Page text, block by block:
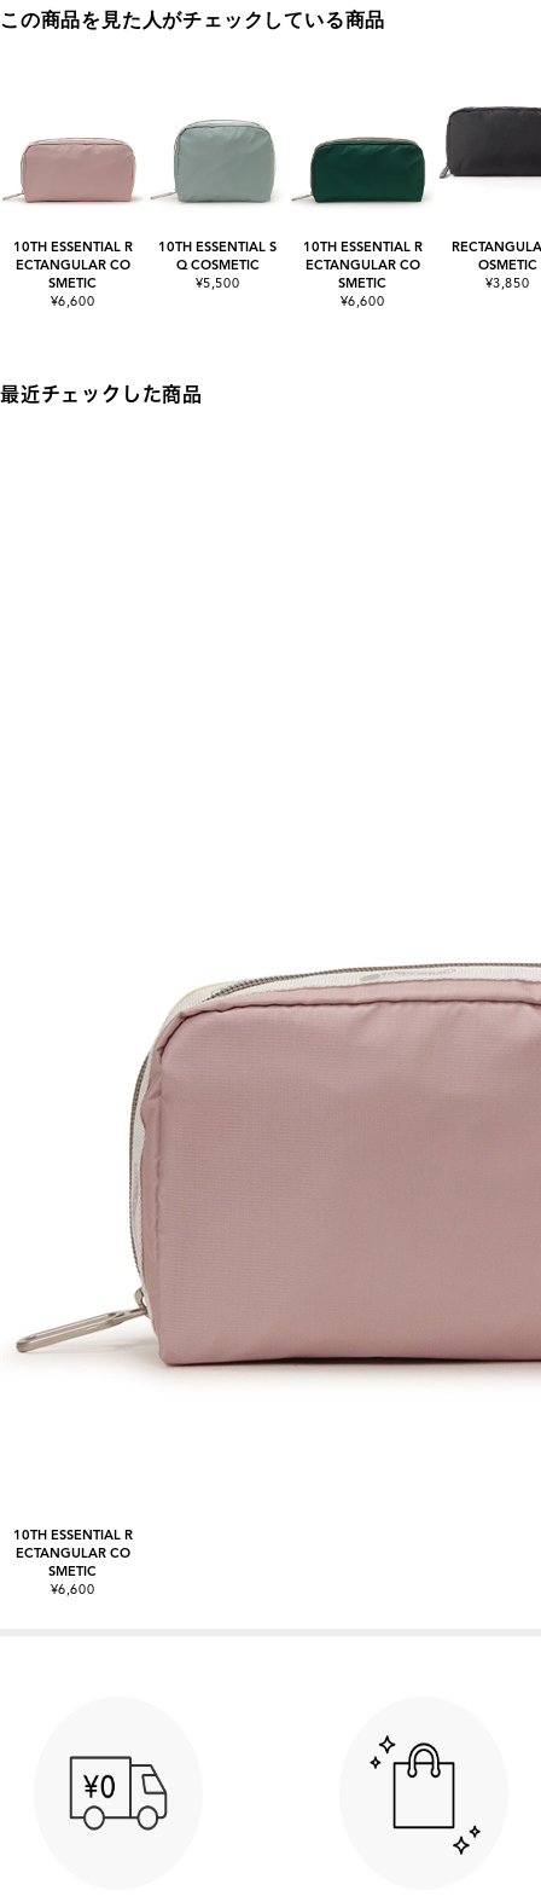
この商品を見た人がチェックしている商品
10TH ESSENTIAL R
ECTANGULAR CO
SMETIC
¥6,600
10TH ESSENTIAL S
Q COSMETIC
¥5,500
10TH ESSENTIAL R
ECTANGULAR CO
SMETIC
¥6,600
OSMETIC
¥3,850
最近チェックした商品
10TH ESSENTIAL R
ECTANGULAR CO
SMETIC
¥6,600